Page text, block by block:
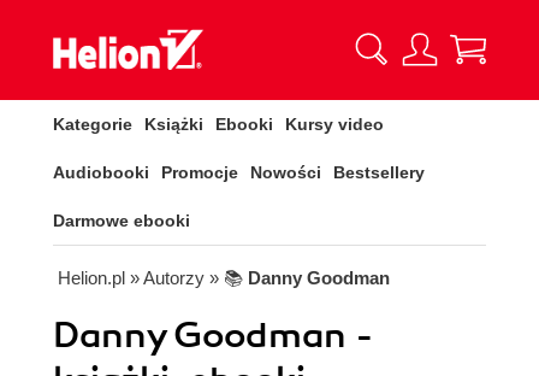
Kategorie Książki Ebooki Kursy video
Audiobooki Promocje Nowości Bestsellery
Darmowe ebooki
Helion.pl » Autorzy » 📚 Danny Goodman
Danny Goodman -